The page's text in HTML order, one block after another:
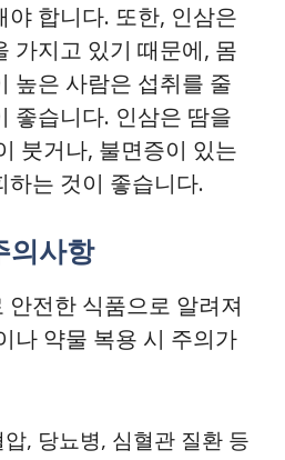
야 합니다. 또한, 인삼은
가지고 있기 때문에, 몸
높은 사람은 섭취를 줄
좋습니다. 인삼은 땀을
붓거나, 불면증이 있는
하는 것이 좋습니다.
의사항
안전한 식품으로 알려져
나 약물 복용 시 주의가
압, 당뇨병, 심혈관 질환 등